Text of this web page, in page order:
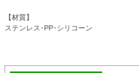
【材質】
ステンレス･PP･シリコーン